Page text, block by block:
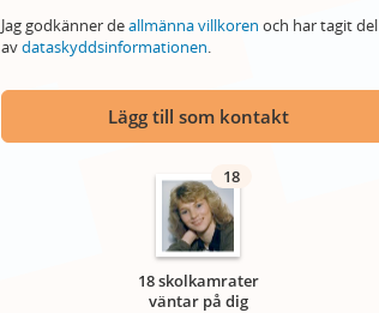
Jag godkänner deallmänna villkoren och har tagit del
avdataskyddsinformationen.
Lägg till som kontakt
18
18 skolkamrater
väntar på dig